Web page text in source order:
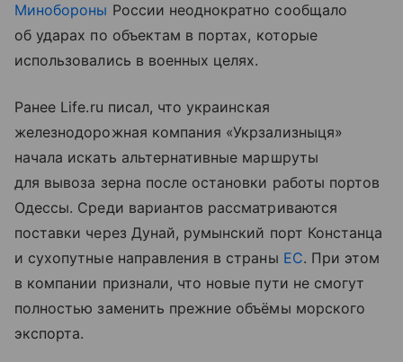
Минобороны России неоднократно сообщало
об ударах по объектам в портах, которые
использовались в военных целях.
Ранее Life.ru писал, что украинская
железнодорожная компания «Укрзализныця»
начала искать альтернативные маршруты
для вывоза зерна после остановки работы портов
Одессы. Среди вариантов рассматриваются
поставки через Дунай, румынский порт Констанца
и сухопутные направления в страны ЕС. При этом
в компании признали, что новые пути не смогут
полностью заменить прежние объёмы морского
экспорта.